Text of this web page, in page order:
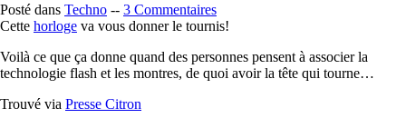
Posté dans Techno -- 3 Commentaires
Cette horloge va vous donner le tournis!
Voilà ce que ça donne quand des personnes pensent à associer la
technologie flash et les montres, de quoi avoir la tête qui tourne…
Trouvé via Presse Citron